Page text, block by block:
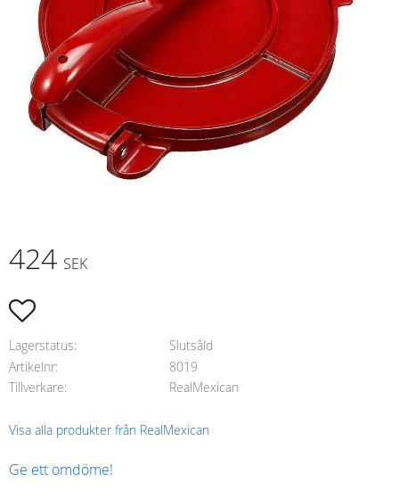
424 SEK
Lägg till i favoriter
Lagerstatus
Slutsåld
Artikelnr
8019
Tillverkare
RealMexican
Visa alla produkter från RealMexican
Ge ett omdöme!